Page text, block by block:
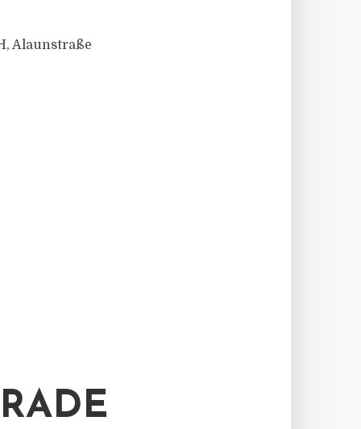
Alaunstraße